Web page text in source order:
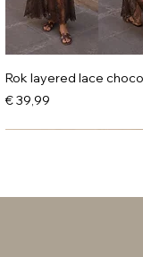
Rok layered lace
Prijs
€ 39,99